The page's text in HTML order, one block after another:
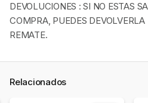
DEVOLUCIONES : SI NO ESTAS
COMPRA, PUEDES
REMATE.
Relacionados